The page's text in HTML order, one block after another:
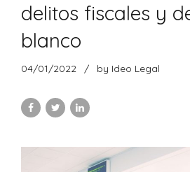
delitos fiscales y
blanco
04/01/2022 by Ideo Legal